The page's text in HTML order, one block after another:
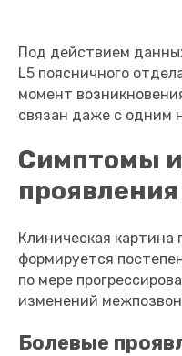
Под действием
L5 поясничного
момент
связан даже с одним
Симптомы
Клиническая картина
формируется
по мере
изменений
Болевые